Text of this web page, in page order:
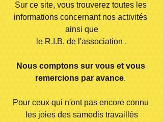
Sur ce site, vous trouverez toutes les
informations concernant nos activités
ainsi que
le R.I.B. de l'association .
Nous comptons sur vous et vous
remercions par avance.
Pour ceux qui n'ont pas encore connu
les joies des samedis travaillés